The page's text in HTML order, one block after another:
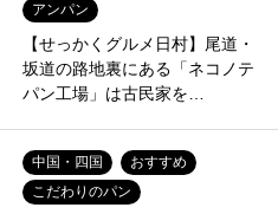
アンパン
【せっかくグルメ日村】尾道・
坂道の路地裏にある「ネコノテ
パン工場」は古民家を…
中国・四国
おすすめ
こだわりのパン